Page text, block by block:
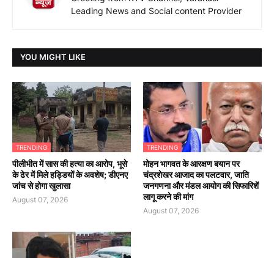
Leading News and Social content Provider
YOU MIGHT LIKE
TRENDING
पीलीभीत में सास की हत्या का आरोप, भूसे
के ढेर में मिले हड्डियों के अवशेष; डीएनए
जांच से होगा खुलासा
August 07, 2026
TRENDING
मोहन भागवत के आरक्षण बयान पर
चंद्रशेखर आजाद का पलटवार, जाति
जनगणना और मंडल आयोग की सिफारिशें
लागू करने की मांग
August 07, 2026